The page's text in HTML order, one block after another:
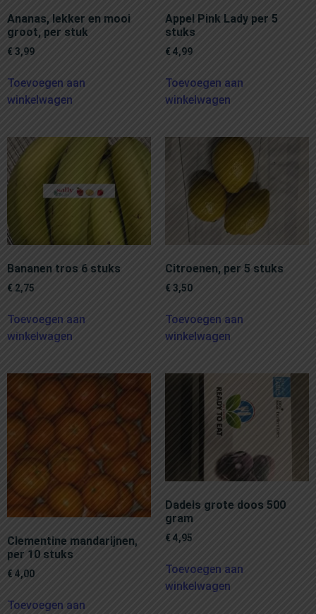
Ananas, lekker en mooi
groot, per stuk
€ 3,99
Toevoegen aan
winkelwagen
Appel Pink Lady per 5
stuks
€4,99
Toevoegen aan
winkelwagen
Bananen tros 6 stuks
€ 2,75
Toevoegen aan
winkelwagen
Citroenen, per 5 stuks
€ 3,50
Toevoegen aan
winkelwagen
Clementine mandarijnen,
per 10 stuks
€ 4,00
Toevoegen aan
Dadels grote doos 500
gram
€ 4,95
Toevoegen aan
winkelwagen